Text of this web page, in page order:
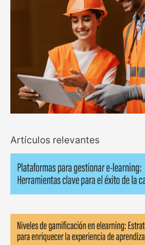
Artículos relevantes